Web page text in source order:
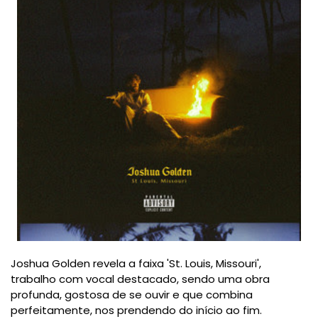
Joshua Golden revela a faixa 'St. Louis, Missouri',
trabalho com vocal destacado, sendo uma obra
profunda, gostosa de se ouvir e que combina
perfeitamente, nos prendendo do início ao fim.